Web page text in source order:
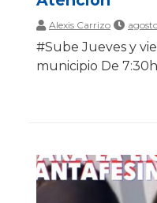
Alexis Carrizo
#Sube Jueves y
municipio De